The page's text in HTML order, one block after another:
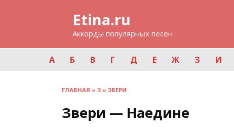
Etina.ru
Аккорды популярных песен
А Б В Г Д Е Ж З И
ГЛАВНАЯ » З » ЗВЕРИ
Звери — Наедине